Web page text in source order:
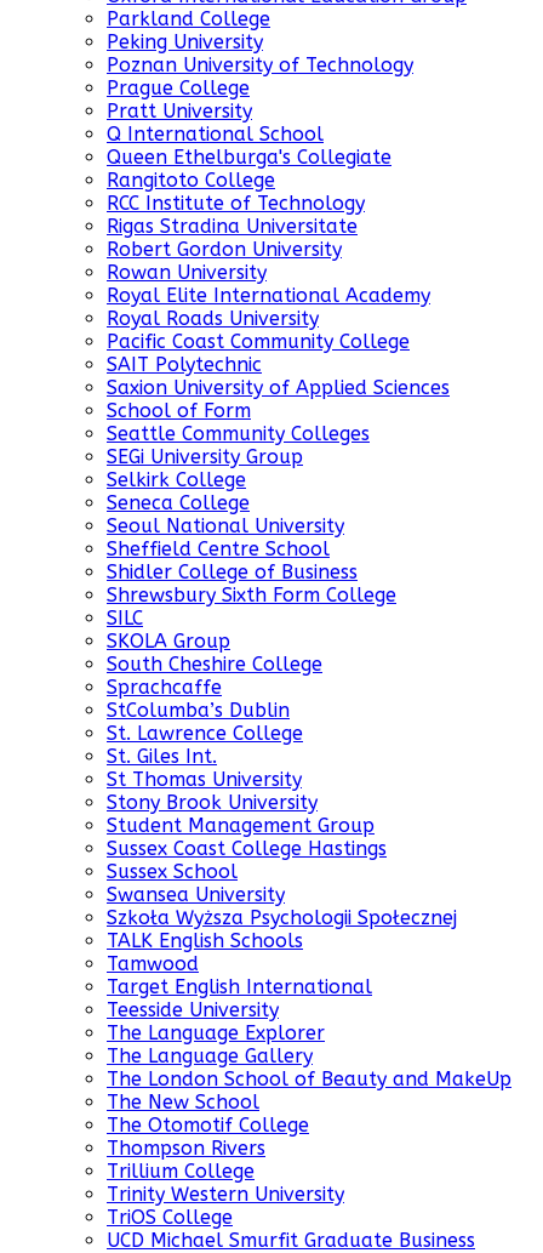
Parkland College
Peking University
Poznan University of Technology
Prague College
Pratt University
Q International School
Queen Ethelburga's Collegiate
Rangitoto College
RCC Institute of Technology
Rigas Stradina Universitate
Robert Gordon University
Rowan University
Royal Elite International Academy
Royal Roads University
Pacific Coast Community College
SAIT Polytechnic
Saxion University of Applied Sciences
School of Form
Seattle Community Colleges
SEGi University Group
Selkirk College
Seneca College
Seoul National University
Sheffield Centre School
Shidler College of Business
Shrewsbury Sixth Form College
SILC
SKOLA Group
South Cheshire College
Sprachcaffe
StColumba’s Dublin
St. Lawrence College
St. Giles Int.
St Thomas University
Stony Brook University
Student Management Group
Sussex Coast College Hastings
Sussex School
Swansea University
Szkoła Wyższa Psychologii Społecznej
TALK English Schools
Tamwood
Target English International
Teesside University
The Language Explorer
The Language Gallery
The London School of Beauty and MakeUp
The New School
The Otomotif College
Thompson Rivers
Trillium College
Trinity Western University
TriOS College
UCD Michael Smurfit Graduate Business